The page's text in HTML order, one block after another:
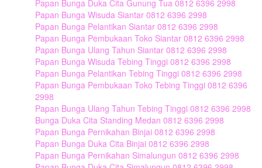
Papan Bunga Duka Cita Gunung Tua 0812 6396 2998
Papan Bunga Wisuda Siantar 0812 6396 2998
Papan Bunga Pelantikan Siantar 0812 6396 2998
Papan Bunga Pembukaan Toko Siantar 0812 6396 2998
Papan Bunga Ulang Tahun Siantar 0812 6396 2998
Papan Bunga Wisuda Tebing Tinggi 0812 6396 2998
Papan Bunga Pelantikan Tebing Tinggi 0812 6396 2998
Papan Bunga Pembukaan Toko Tebing Tinggi 0812 6396
2998
Papan Bunga Ulang Tahun Tebing Tinggi 0812 6396 2998
Bunga Duka Cita Standing Medan 0812 6396 2998
Papan Bunga Pernikahan Binjai 0812 6396 2998
Papan Bunga Duka Cita Binjai 0812 6396 2998
Papan Bunga Pernikahan Simalungun 0812 6396 2998